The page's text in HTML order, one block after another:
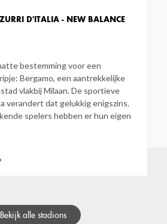
D'ITALIA - NEW BALANCE
bestemming voor een
Bergamo, een aantrekkelijke
vlakbij Milaan. De sportieve
verandert dat gelukkig enigszins.
spelers hebben er hun eigen
Bekijk alle stadions